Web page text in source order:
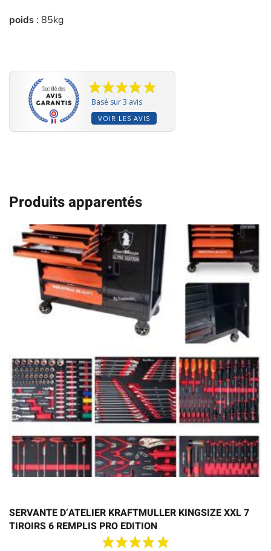
poids : 85kg
Basé sur 3 avis
VOIR LES AVIS
Produits apparentés
SERVANTE D’ATELIER KRAFTMULLER KINGSIZE XXL 7
TIROIRS 6 REMPLIS PRO EDITION